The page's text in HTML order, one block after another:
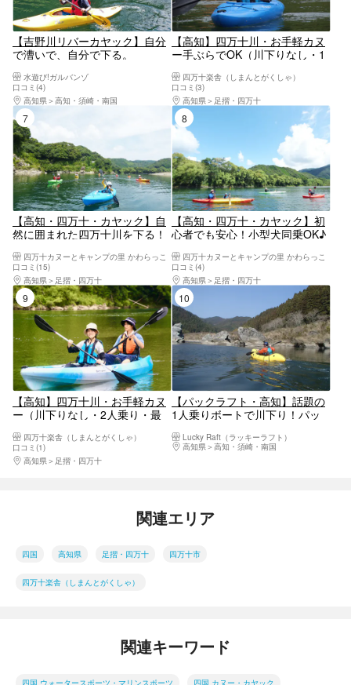
【吉野川リバーカヤック】自分
で漕いで、自分で下る。
水遊び!ガルバンゾ
口コミ(4)
高知県
高知・須崎・南国
【高知】四万十川・お手軽カヌ
ー手ぶらでOK（川下りなし・1
四万十楽舎（しまんとがくしゃ）
口コミ(3)
高知県
足摺・四万十
【高知・四万十・カヤック】自
然に囲まれた四万十川を下る！
四万十カヌーとキャンプの里 かわらっこ
口コミ(15)
高知県
足摺・四万十
【高知・四万十・カヤック】初
心者でも安心！小型犬同乗OK♪
る！2人乗りタンデムカヤック
四万十カヌーとキャンプの里 かわらっこ
口コミ(4)
高知県
足摺・四万十
9位
【高知】四万十川・お手軽カヌ
ー（川下りなし・2人乗り・最
四万十楽舎（しまんとがくしゃ）
口コミ(1)
高知県
足摺・四万十
【パックラフト・高知】話題の
1人乗りボートで川下り！パッ
Lucky Raft（ラッキーラフト）
高知県
高知・須崎・南国
関連エリア
四国 高知県 足摺・四万十 四万十市
四万十楽舎（しまんとがくしゃ）
関連キーワード
四国 ウォータースポーツ・マリンスポーツ 四国 カヌー・カヤック